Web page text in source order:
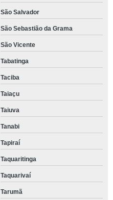
São Salvador
São Sebastião da Grama
São Vicente
Tabatinga
Taciba
Taiaçu
Taiuva
Tanabi
Tapiraí
Taquaritinga
Taquarivaí
Tarumã